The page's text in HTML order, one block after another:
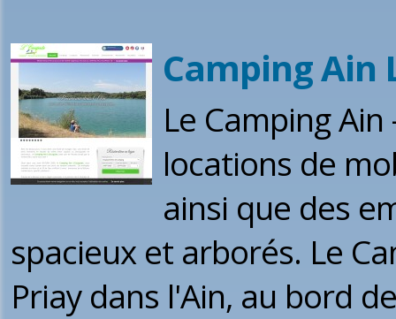
Camping Ain
Le Camping
locations de
ainsi que des
spacieux et arborés. Le
Priay dans l'Ain, au bord